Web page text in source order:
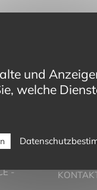
-
und
welche